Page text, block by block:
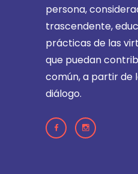
persona,
trascendente,
prácticas de las
que puedan
común, a partir de
diálogo.